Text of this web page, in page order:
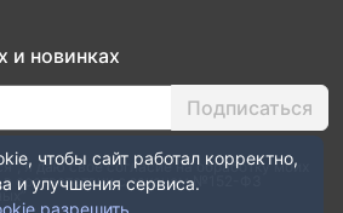
и новинках
Подписаться
я даю свое согласие на обработку моих
соответствии с законом №152-ФЗ
чтобы сайт работал корректно,
и улучшения сервиса.
разрешить